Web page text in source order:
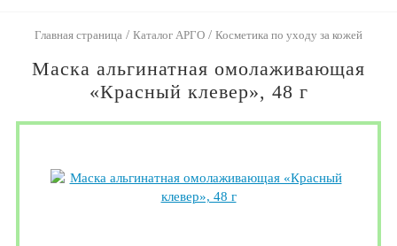
Главная страница / Каталог АРГО / Косметика по уходу за кожей
Маска альгинатная омолаживающая
«Красный клевер», 48 г